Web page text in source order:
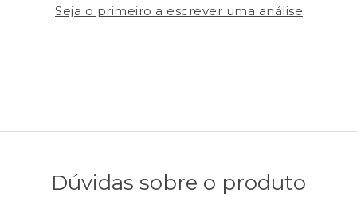
Seja o primeiro a escrever uma análise
Dúvidas sobre o produto